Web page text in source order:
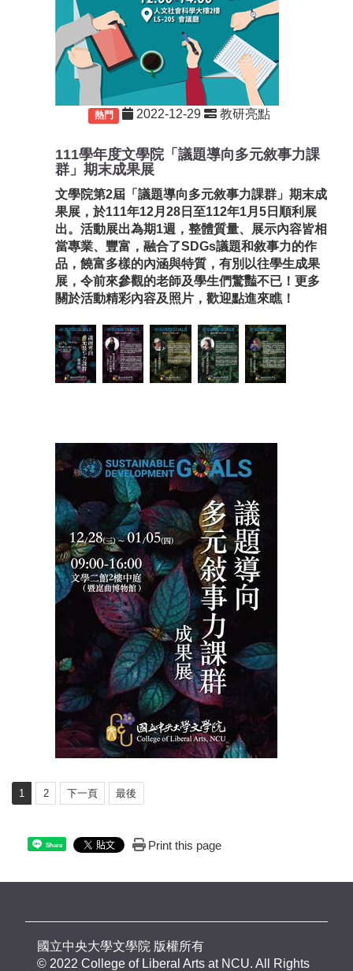
熱門 2022-12-29 教研亮點
111學年度文學院「議題導向多元敘事力課
群」期末成果展
文學院第2屆「議題導向多元敘事力課群」期末成
果展，於111年12月28日至112年1月5日順利展
出。活動展出為期1週，整體質量、展示內容皆相
當專業、豐富，融合了SDGs議題和敘事力的作
品，饒富多樣的內涵與特質，有別以往學生成果
展，令前來參觀的老師及學生們驚豔不已！更多
關於活動精彩內容及照片，歡迎點進來瞧！
1 2 下一頁 最後
Share Print this page
國立中央大學文學院 版權所有
© 2022 College of Liberal Arts at NCU. All Rights